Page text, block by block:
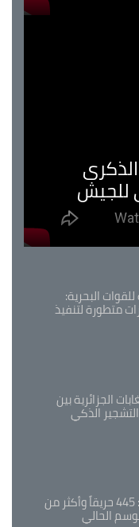
البحرية:
متطورة لتنفيذ
الجزائرية بين
الذكي
المدير العام للغابات: 445 حريقاً وأكثر من